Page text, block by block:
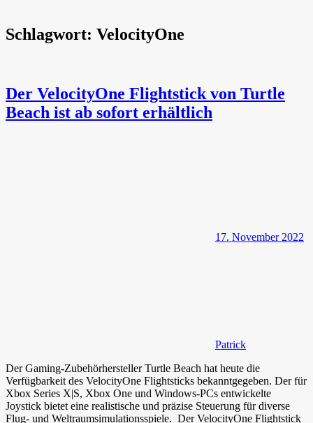
Schlagwort: VelocityOne
Der VelocityOne Flightstick von Turtle
Beach ist ab sofort erhältlich
17. November 2022
Patrick
Der Gaming-Zubehörhersteller Turtle Beach hat heute die
Verfügbarkeit des VelocityOne Flightsticks bekanntgegeben. Der für
Xbox Series X|S, Xbox One und Windows-PCs entwickelte
Joystick bietet eine realistische und präzise Steuerung für diverse
Flug- und Weltraumsimulationsspiele. Der VelocityOne Flightstick